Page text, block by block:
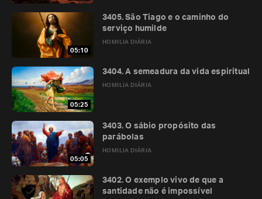
05:10
HOMILIA DIÁRIA
3405. São Tiago e o caminho do
serviço humilde
05:25
HOMILIA DIÁRIA
3404. A semeadura da vida espiritual
05:05
HOMILIA DIÁRIA
3403. O sábio propósito das
parábolas
3402. O exemplo vivo de que a
santidade não é impossível